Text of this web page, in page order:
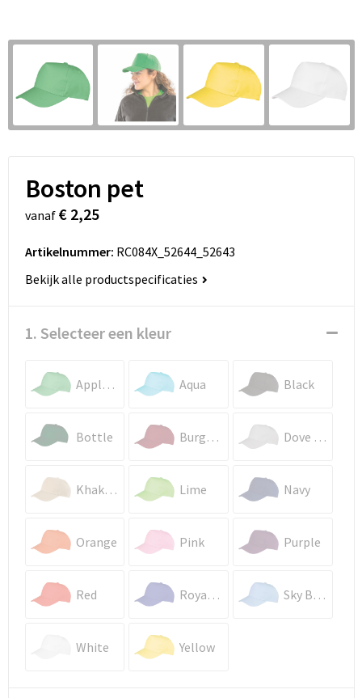
Boston pet
vanaf € 2,25
Artikelnummer: RC084X_52644_52643
Bekijk alle productspecificaties
1. Selecteer een kleur
Apple Green Aqua Black
Bottle Burgundy Dove Grey
Khaki Beige Lime Navy
Orange Pink Purple
Red Royal Blue Sky Blue
White Yellow